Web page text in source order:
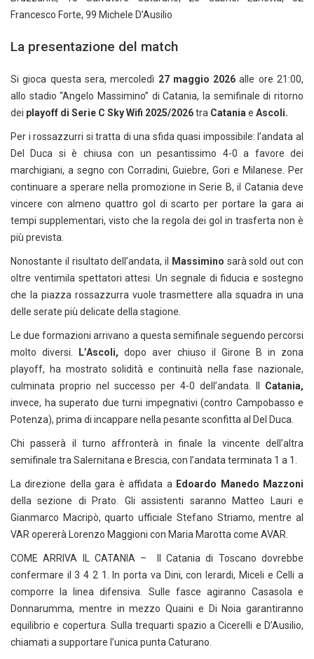
Francesco Forte, 99 Michele D’Ausilio
La presentazione del match
Si gioca questa sera, mercoledì 27 maggio 2026 alle ore 21:00,
allo stadio “Angelo Massimino” di Catania, la semifinale di ritorno
dei playoff di Serie C Sky Wifi 2025/2026tra Catania e Ascoli.
Per i rossazzurri si tratta di una sfida quasi impossibile: l’andata al
Del Duca si è chiusa con un pesantissimo 4-0 a favore dei
marchigiani, a segno con Corradini, Guiebre, Gori e Milanese. Per
continuare a sperare nella promozione in Serie B, il Catania deve
vincere con almeno quattro gol di scarto per portare la gara ai
tempi supplementari, visto che la regola dei gol in trasferta non è
più prevista.
Nonostante il risultato dell’andata, il Massimino sarà sold out con
oltre ventimila spettatori attesi. Un segnale di fiducia e sostegno
che la piazza rossazzurra vuole trasmettere alla squadra in una
delle serate più delicate della stagione.
Le due formazioni arrivano a questa semifinale seguendo percorsi
molto diversi.
L’Ascoli, dopo aver chiuso il Girone B in zona
playoff, ha mostrato solidità e continuità nella fase nazionale,
culminata proprio nel successo per 4-0 dell’andata. Il Catania,
invece, ha superato due turni impegnativi (contro Campobasso e
Potenza), prima di incappare nella pesante sconfitta al Del Duca.
Chi passerà il turno affronterà in finale la vincente dell’altra
semifinale tra Salernitana e Brescia, con l’andata terminata 1 a 1.
La direzione della gara è affidata a Edoardo Manedo Mazzoni
della sezione di Prato. Gli assistenti saranno Matteo Lauri e
Gianmarco Macripò, quarto ufficiale Stefano Striamo, mentre al
VAR opererà Lorenzo Maggioni con Maria Marotta come AVAR.
COME ARRIVA IL CATANIA – Il Catania di Toscano dovrebbe
confermare il 3 4 2 1. In porta va Dini, con Ierardi, Miceli e Celli a
comporre la linea difensiva. Sulle fasce agiranno Casasola e
Donnarumma, mentre in mezzo Quaini e Di Noia garantiranno
equilibrio e copertura. Sulla trequarti spazio a Cicerelli e D’Ausilio,
chiamati a supportare l’unica punta Caturano.